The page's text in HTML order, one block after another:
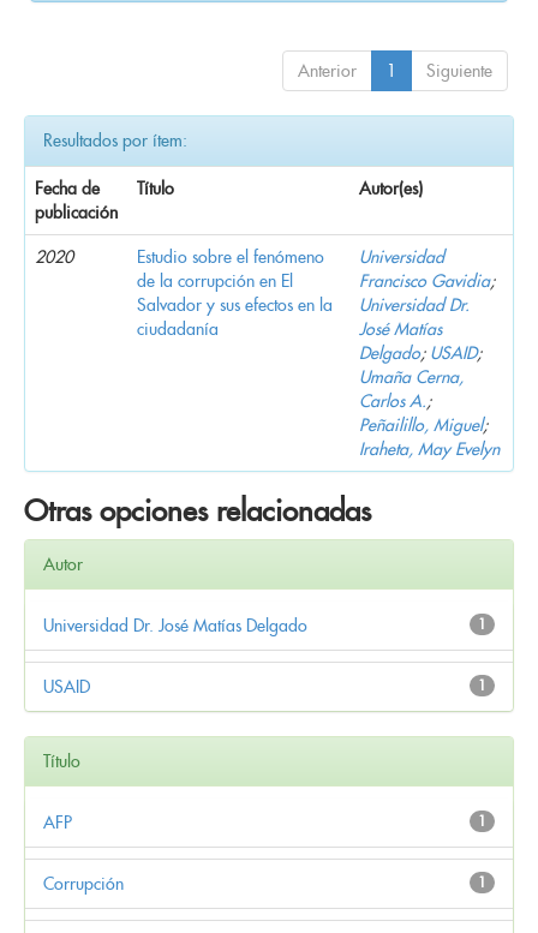
Anterior 1 Siguiente
Resultados por ítem:
Fecha de
publicación
Título Autor(es)
2020
Estudio sobre el fenómeno
de la corrupción en El
Salvador y sus efectos en la
ciudadanía
Universidad
Francisco Gavidia;
Universidad Dr.
José Matías
Delgado; USAID;
Umaña Cerna,
Carlos A.;
Peñailillo, Miguel;
Iraheta, May Evelyn
Otras opciones relacionadas
Autor
1
Universidad Dr. José Matías Delgado
1
USAID
Título
1
AFP
1
Corrupción